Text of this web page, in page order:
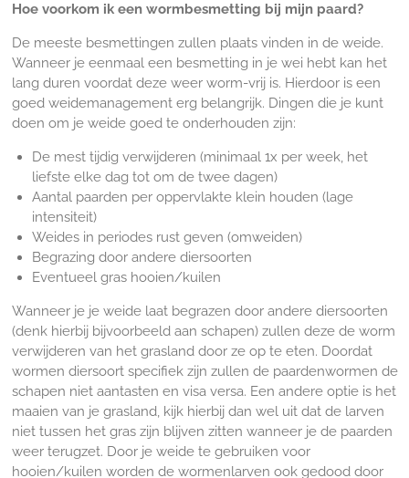
Hoe voorkom ik een wormbesmetting bij mijn paard?
De meeste besmettingen zullen plaats vinden in de weide.
Wanneer je eenmaal een besmetting in je wei hebt kan het
lang duren voordat deze weer worm-vrij is. Hierdoor is een
goed weidemanagement erg belangrijk. Dingen die je kunt
doen om je weide goed te onderhouden zijn:
De mest tijdig verwijderen (minimaal 1x per week, het
liefste elke dag tot om de twee dagen)
Aantal paarden per oppervlakte klein houden (lage
intensiteit)
Weides in periodes rust geven (omweiden)
Begrazing door andere diersoorten
Eventueel gras hooien/kuilen
Wanneer je je weide laat begrazen door andere diersoorten
(denk hierbij bijvoorbeeld aan schapen) zullen deze de worm
verwijderen van het grasland door ze op te eten. Doordat
wormen diersoort specifiek zijn zullen de paardenwormen de
schapen niet aantasten en visa versa. Een andere optie is het
maaien van je grasland, kijk hierbij dan wel uit dat de larven
niet tussen het gras zijn blijven zitten wanneer je de paarden
weer terugzet. Door je weide te gebruiken voor
hooien/kuilen worden de wormenlarven ook gedood door